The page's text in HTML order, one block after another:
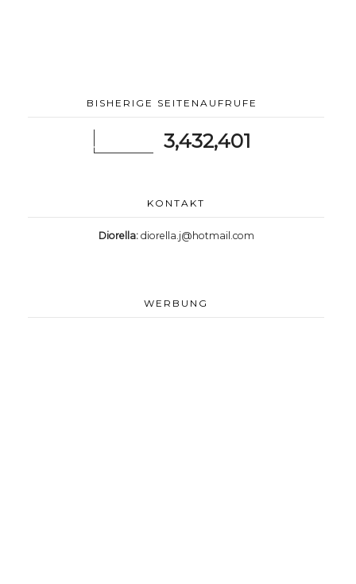
BISHERIGE SEITENAUFRUFE
3,432,401
KONTAKT
Diorella: diorella.j@hotmail.com
WERBUNG